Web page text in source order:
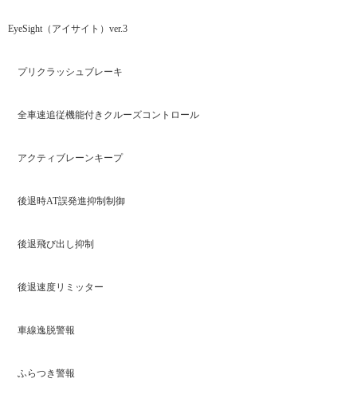
EyeSight（アイサイト）ver.3
プリクラッシュブレーキ
全車速追従機能付きクルーズコントロール
アクティブレーンキープ
後退時AT誤発進抑制制御
後退飛び出し抑制
後退速度リミッター
車線逸脱警報
ふらつき警報